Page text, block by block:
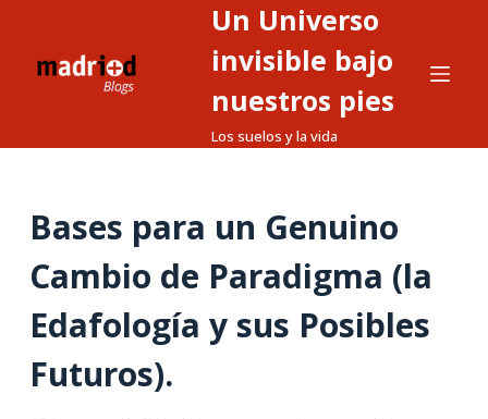
o
Un Universo
invisible bajo
nuestros pies
Los suelos y la vida
Bases para un Genuino
Cambio de Paradigma (la
Edafología y sus Posibles
Futuros).